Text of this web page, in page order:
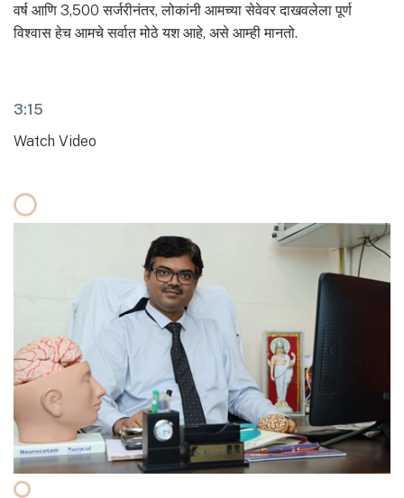
वर्ष आणि 3,500 सर्जरीनंतर, लोकांनी आमच्या सेवेवर दाखवलेला पूर्ण
विश्वास हेच आमचे सर्वात मोठे यश आहे, असे आम्ही मानतो.
3:15
Watch Video